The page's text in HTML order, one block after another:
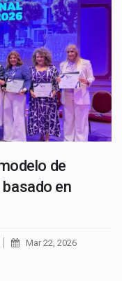
de
en
Mar 22, 2026